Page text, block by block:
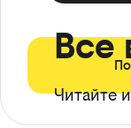
Все
Читайте